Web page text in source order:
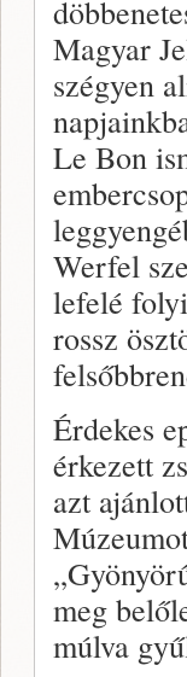
Magyar
szégyen
Le Bon
Werfel
lefelé
rossz
Érdekes
érkezett
azt
meg
múlva